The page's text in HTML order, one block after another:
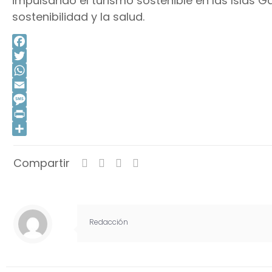
sostenibilidad y la salud.
Facebook
Twitter
WhatsApp
Email
Message
Print
Compartir
Redacción